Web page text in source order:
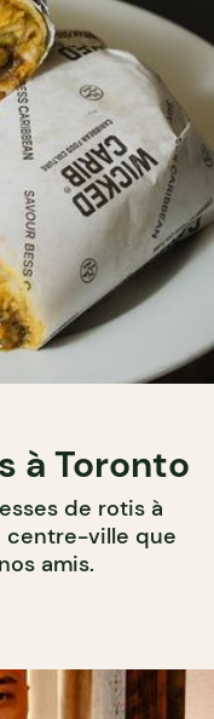
à Toronto
de rotis à
centre-ville que
amis.